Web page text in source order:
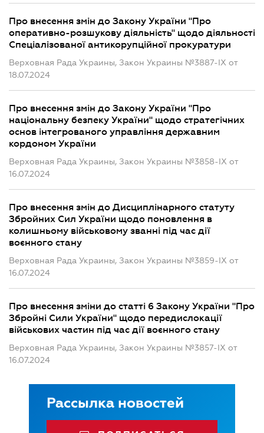
Про внесення змін до Закону України "Про
оперативно-розшукову діяльність" щодо діяльності
Спеціалізованої антикорупційної прокуратури
Верховная Рада Украины, Закон Украины №3887-IX от
18.07.2024
Про внесення змін до Закону України "Про
національну безпеку України" щодо стратегічних
основ інтегрованого управління державним
кордоном України
Верховная Рада Украины, Закон Украины №3858-IX от
16.07.2024
Про внесення змін до Дисциплінарного статуту
Збройних Сил України щодо поновлення в
колишньому військовому званні під час дії
воєнного стану
Верховная Рада Украины, Закон Украины №3859-IX от
16.07.2024
Про внесення зміни до статті 6 Закону України "Про
Збройні Сили України" щодо передислокації
військових частин під час дії воєнного стану
Верховная Рада Украины, Закон Украины №3857-IX от
16.07.2024
Рассылка новостей